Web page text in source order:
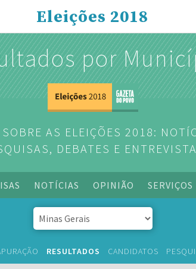
Eleições 2018
por
AS ELEIÇÕES 2018:
DEBATES E
NOTÍCIAS OPINIÃO SERVIÇOS
RESULTADOS CANDIDATOS